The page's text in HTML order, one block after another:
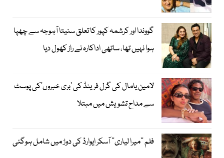
گووندا اور کرشمہ کپور کا تعلق سنیتا آہوجہ سے چھپا
ہوا نہیں تھا، ساتھی اداکارہ نے راز کھول دیا
لامین یامال کی گرل فرینڈ کی ’بری خبروں‘کی پوسٹ
سے مداح تشویش میں مبتلا
فلم ’’میرا لیاری‘‘ آسکر ایوارڈ کی دوڑ میں شامل ہوگئی